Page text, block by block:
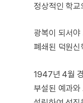
정상적인 학
광복이 되서
폐쇄된 덕원
1947년 4월
부설된 예과